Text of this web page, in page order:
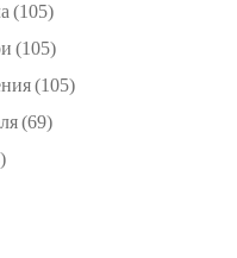
(105)
(105)
(105)
(69)